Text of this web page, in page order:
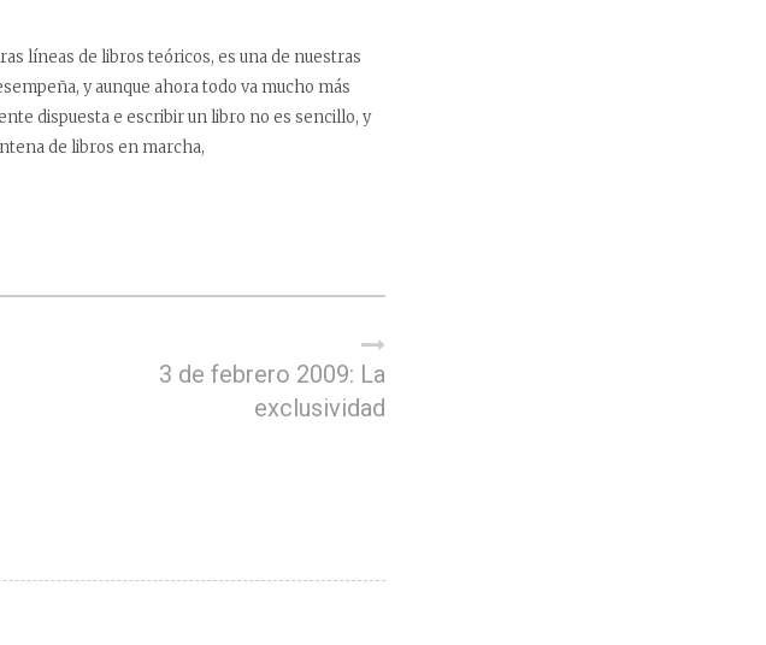
líneas de libros teóricos, es una de nuestras
y aunque ahora todo va mucho más
dispuesta e escribir un libro no es sencillo, y
de libros en marcha,
3 de febrero 2009: La
exclusividad